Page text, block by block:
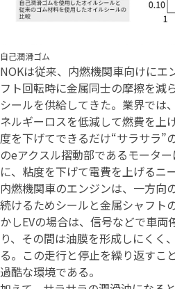
自己潤滑ゴム
NOKは従来、内燃機関車向けにエ
フト回転時に金属同士の摩擦を減
シールを供給してきた。業界では
ネルギーロスを低減して燃費を上
度を下げてできるだけ“サラサラ”
のeアクスル摺動部であるモータ
に、粘度を下げて電費を上げるニ
内燃機関車のエンジンは、一方向
続けるためシールと金属シャフト
かしEVの場合は、信号などで車両
り、その間は油膜を形成しにくく
る。この走行と停止を繰り返すこ
過酷な環境である。